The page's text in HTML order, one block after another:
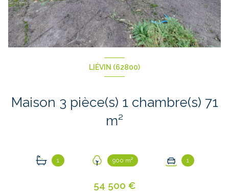
LIÉVIN (62800)
Maison 3 pièce(s) 1 chambre(s) 71
m²
1 900 m² 1
54 500 €